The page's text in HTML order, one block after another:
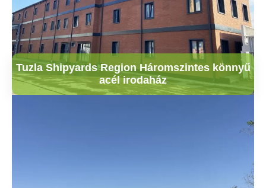
Tuzla Shipyards Region Háromszintes könnyű
acél irodaház